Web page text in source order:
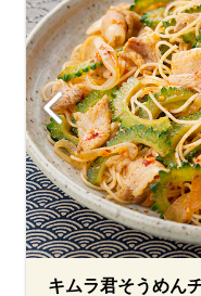
キムラ君そうめん